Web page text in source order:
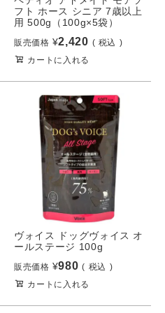
フト ホース シニア 7歳以上
用 500g（100g×5袋）
販売価格 ¥2,420
税込
カートに入れる
ヴォイス ドッグヴォイス オ
ールステージ 100g
販売価格 ¥980
税込
カートに入れる